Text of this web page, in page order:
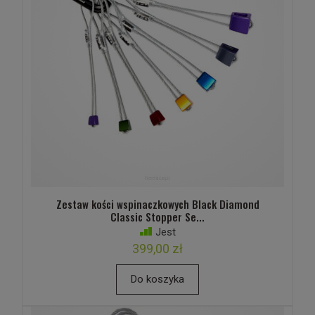
Zestaw kości wspinaczkowych Black Diamond
Classic Stopper Se...
Jest
399,00 zł
Do koszyka